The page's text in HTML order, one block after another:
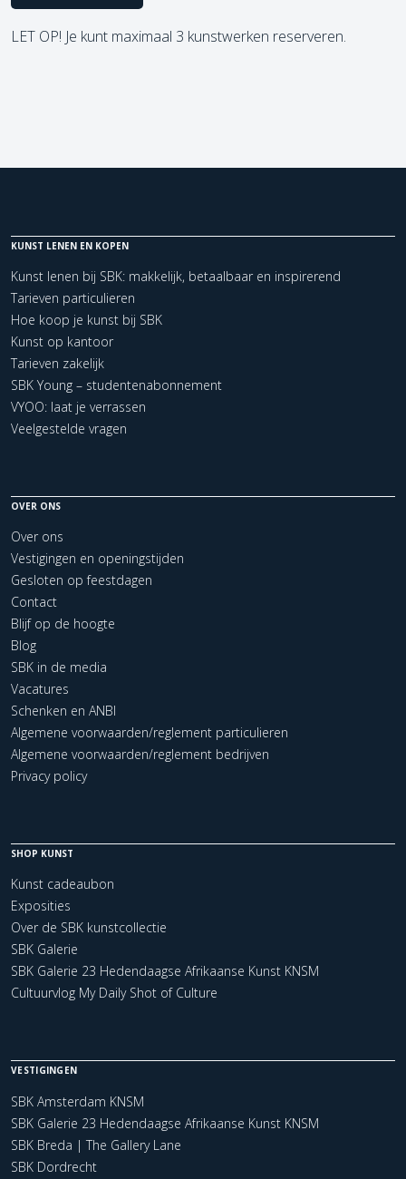
LET OP! Je kunt maximaal 3 kunstwerken reserveren.
KUNST LENEN EN KOPEN
Kunst lenen bij SBK: makkelijk, betaalbaar en inspirerend
Tarieven particulieren
Hoe koop je kunst bij SBK
Kunst op kantoor
Tarieven zakelijk
SBK Young – studentenabonnement
VYOO: laat je verrassen
Veelgestelde vragen
OVER ONS
Over ons
Vestigingen en openingstijden
Gesloten op feestdagen
Contact
Blijf op de hoogte
Blog
SBK in de media
Vacatures
Schenken en ANBI
Algemene voorwaarden/reglement particulieren
Algemene voorwaarden/reglement bedrijven
Privacy policy
SHOP KUNST
Kunst cadeaubon
Exposities
Over de SBK kunstcollectie
SBK Galerie
SBK Galerie 23 Hedendaagse Afrikaanse Kunst KNSM
Cultuurvlog My Daily Shot of Culture
VESTIGINGEN
SBK Amsterdam KNSM
SBK Galerie 23 Hedendaagse Afrikaanse Kunst KNSM
SBK Breda | The Gallery Lane
SBK Dordrecht